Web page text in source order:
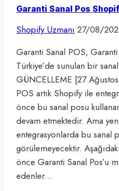
Garanti Sanal Pos
Shopify Uzmanı 27/08/
Garanti Sanal POS, Garanti
Türkiye’de sunulan bir
GÜNCELLEME [27
POS artık Shopify ile
önce bu sanal posu
devam etmektedir. Ama
entegrasyonlarda bu sanal
görülemeyecektir.
önce Garanti Sanal Pos’u
edenler…